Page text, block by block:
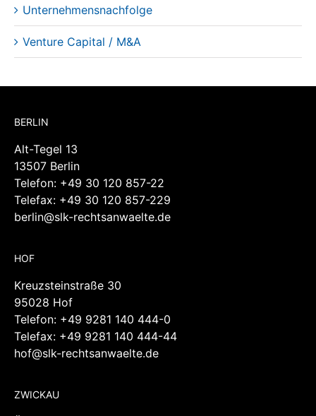
Unternehmensnachfolge
Venture Capital / M&A
BERLIN
Alt-Tegel 13
13507 Berlin
Telefon: +49 30 120 857-22
Telefax: +49 30 120 857-229
berlin@slk-rechtsanwaelte.de
HOF
Kreuzsteinstraße 30
95028 Hof
Telefon: +49 9281 140 444-0
Telefax: +49 9281 140 444-44
hof@slk-rechtsanwaelte.de
ZWICKAU